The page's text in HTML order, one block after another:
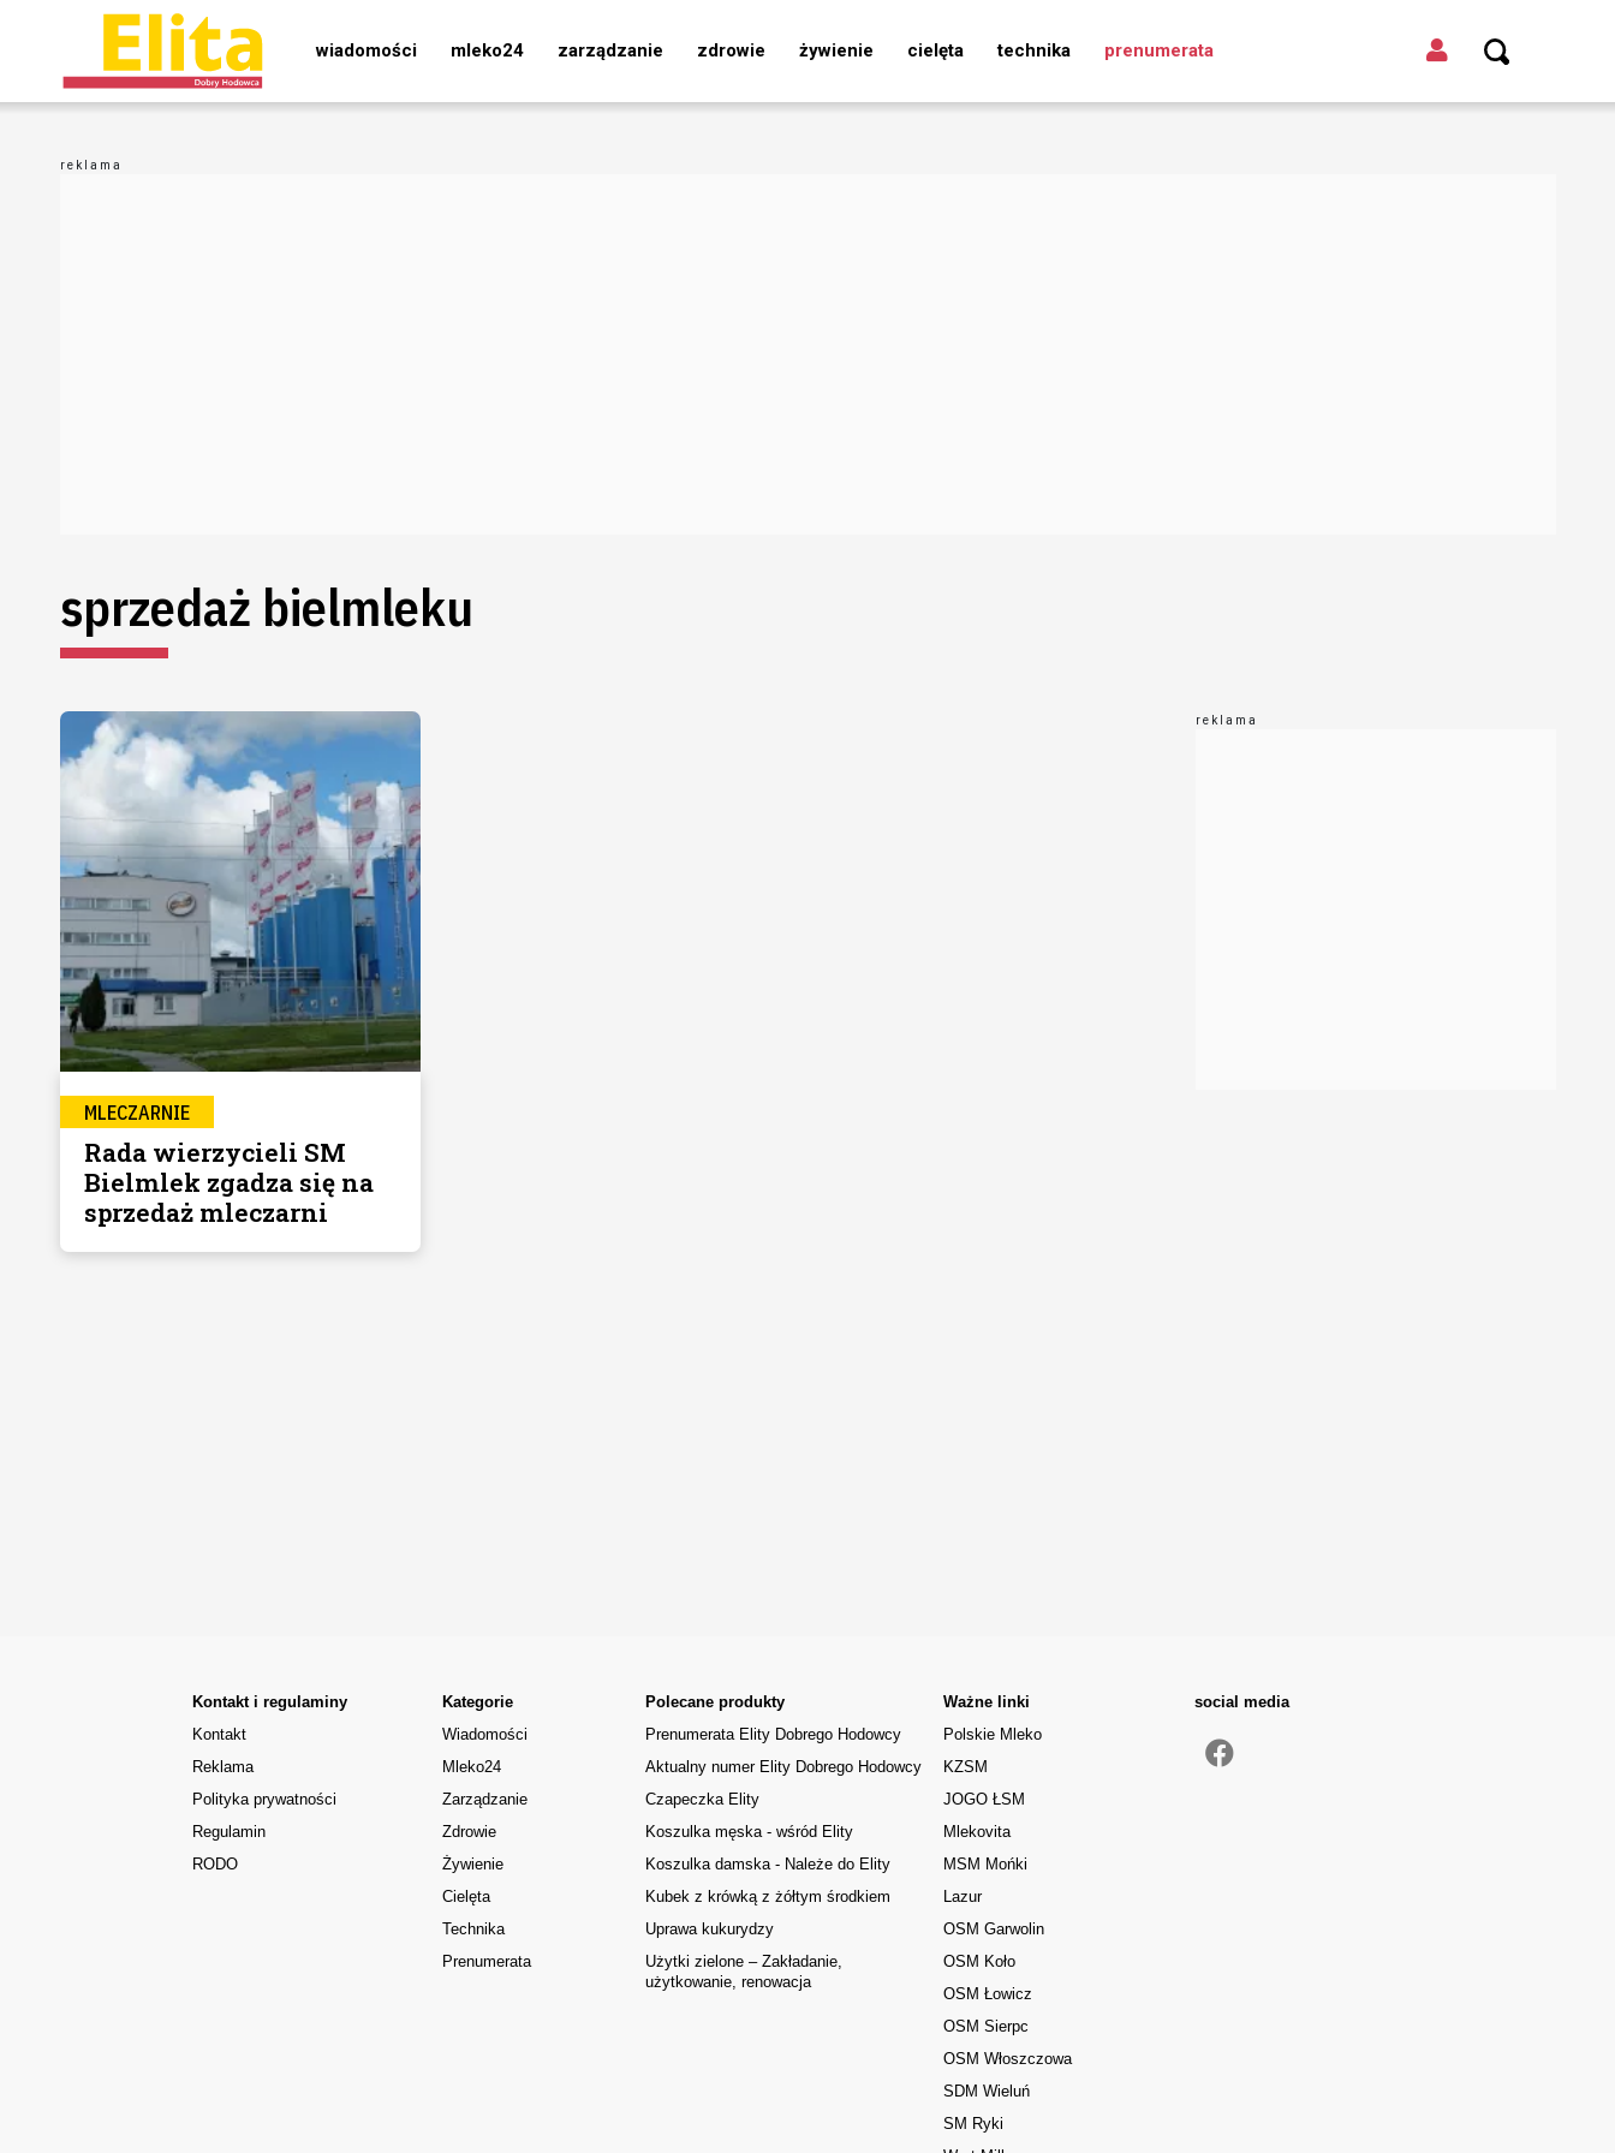
wiadomości mleko24 zarządzanie zdrowie żywienie cielęta technika prenumerata
sprzedaż bielmleku
MLECZARNIE
Rada wierzycieli SM
Bielmlek zgadza się na
sprzedaż mleczarni
Kontakt i regulaminy
Kontakt
Reklama
Polityka prywatności
Regulamin
RODO
Kategorie
Wiadomości
Mleko24
Zarządzanie
Zdrowie
Żywienie
Cielęta
Technika
Prenumerata
Polecane produkty
Prenumerata Elity Dobrego Hodowcy
Aktualny numer Elity Dobrego Hodowcy
Czapeczka Elity
Koszulka męska - wśród Elity
Koszulka damska - Należe do Elity
Kubek z krówką z żółtym środkiem
Uprawa kukurydzy
Użytki zielone – Zakładanie,
użytkowanie, renowacja
Ważne linki
Polskie Mleko
KZSM
JOGO ŁSM
Mlekovita
MSM Mońki
Lazur
OSM Garwolin
OSM Koło
OSM Łowicz
OSM Sierpc
OSM Włoszczowa
SDM Wieluń
SM Ryki
social media